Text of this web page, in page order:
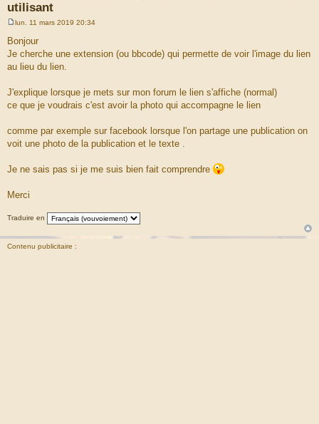
utilisant
s
s
g
lun. 11 mars 2019 20:34
Bonjour
Je cherche une extension (ou bbcode) qui permette de voir l'image du lien
au lieu du lien.
J'explique lorsque je mets sur mon forum le lien s'affiche (normal)
ce que je voudrais c'est avoir la photo qui accompagne le lien
comme par exemple sur facebook lorsque l'on partage une publication on
voit une photo de la publication et le texte .
Je ne sais pas si je me suis bien fait comprendre
Merci
Traduire en
Contenu publicitaire :